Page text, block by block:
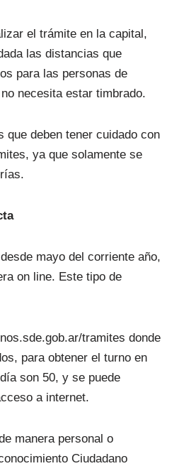
el trámite en la capital,
las distancias que
para las personas de
necesita estar timbrado.
deben tener cuidado con
ya que solamente se
mayo del corriente año,
on line. Este tipo de
tramites donde
para obtener el turno en
son 50, y se puede
a internet.
manera personal o
Ciudadano